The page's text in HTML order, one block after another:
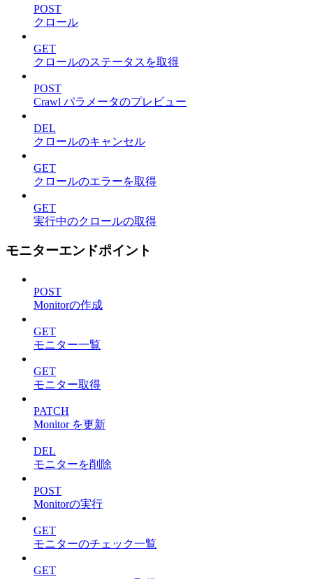
POST
クロール
GET
クロールのステータスを取得
POST
Crawl パラメータのプレビュー
DEL
クロールのキャンセル
GET
クロールのエラーを取得
GET
実行中のクロールの取得
モニターエンドポイント
POST
Monitorの作成
GET
モニター一覧
GET
モニター取得
PATCH
Monitor を更新
DEL
モニターを削除
POST
Monitorの実行
GET
モニターのチェック一覧
GET